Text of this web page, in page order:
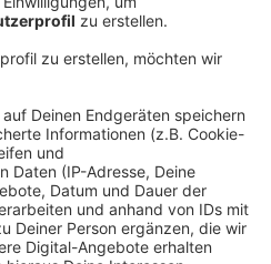
auf die Mannschaft,
riesig drauf.
weg! Ich freue mich
Aber natürlich
am Samstag das